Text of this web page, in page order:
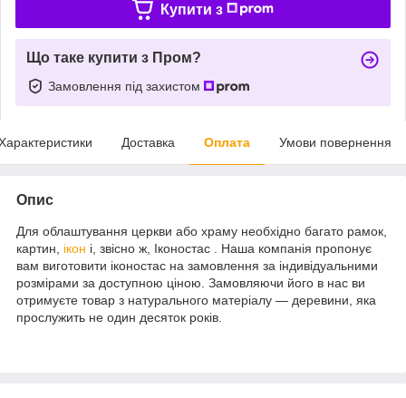
Купити з
Що таке купити з Пром?
Замовлення під захистом
Доставка Оплата Умови повернення
Опис
Для облаштування церкви або храму необхідно багато рамок,
картин, ікон і, звісно ж, Іконостас . Наша компанія пропонує
вам виготовити іконостас на замовлення за індивідуальними
розмірами за доступною ціною. Замовляючи його в нас ви
отримуєте товар з натурального матеріалу — деревини, яка
прослужить не один десяток років.